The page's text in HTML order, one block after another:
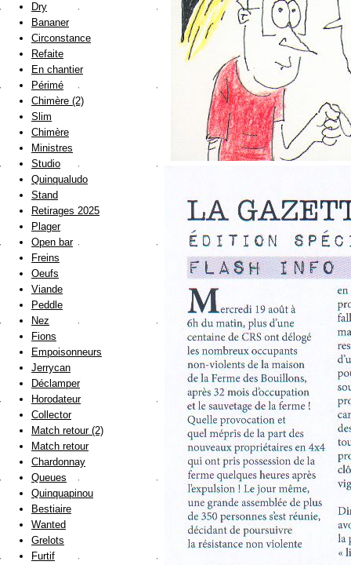
Dry
Bananer
Circonstance
Refaite
En chantier
Périmé
Chimère (2)
Slim
Chimère
Ministres
Studio
Quinqualudo
Stand
Retirages 2025
Plager
Open bar
Freins
Oeufs
Viande
Peddle
Nez
Fions
Empoisonneurs
Jerrycan
Déclamper
Horodateur
Collector
Match retour (2)
Match retour
Chardonnay
Queues
Quinquapinou
Bestiaire
Wanted
Grelots
Furtif